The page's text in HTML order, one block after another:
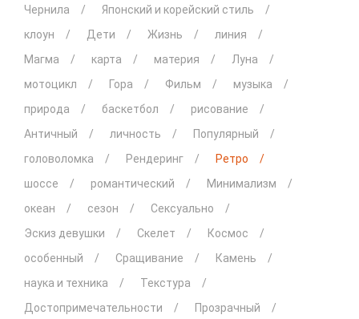
Чернила
Японский и корейский стиль
клоун
Дети Жизнь
линия
Магма
карта материя
Луна
мотоцикл
Гора Фильм
музыка
природа
баскетбол
рисование
Античный
личность
Популярный
головоломка
Рендеринг
Ретро
шоссе
романтический
Минимализм
океан
сезон
Сексуально
Эскиз девушки
Скелет
Космос
особенный
Сращивание
Камень
наука и техника
Текстура
Достопримечательности
Прозрачный